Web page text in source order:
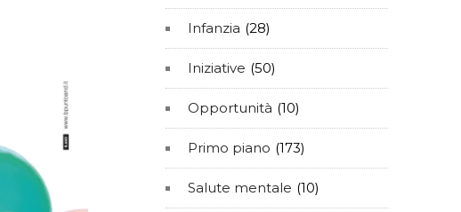
Infanzia (28)
Iniziative (50)
Opportunità (10)
Primo piano (173)
Salute mentale (10)